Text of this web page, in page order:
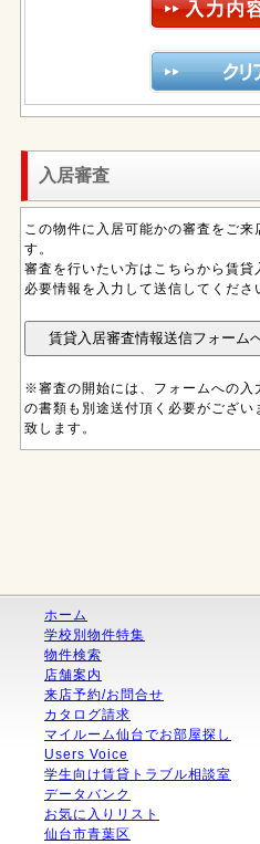
入居審査
この物件に入居可能かの審査をご
す。
審査を行いたい方はこちらから賃
必要情報を入力して送信してくださ
※審査の開始には、フォームへの入
の書類も別途送付頂く必要がござ
致します。
ホーム
学校別物件特集
物件検索
店舗案内
来店予約/お問合せ
カタログ請求
マイルーム仙台でお部屋探し
Users Voice
学生向け賃貸トラブル相談室
データバンク
お気に入りリスト
仙台市青葉区